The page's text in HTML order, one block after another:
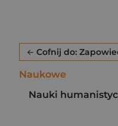
Naukowe
Cofnij do:
Nauki